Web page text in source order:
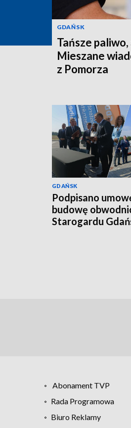
GDAŃSK
Tańsze
Mieszane
z Pomorza
GDAŃSK
Podpisano
budowę
Starogardu
Abonament TVP
Rada Programowa
Biuro Reklamy